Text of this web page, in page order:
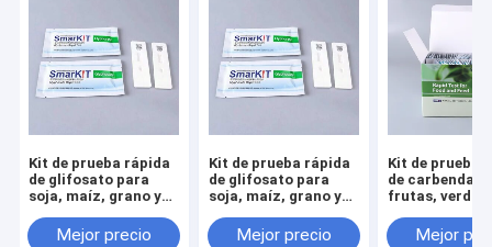
Kit de prueba rápida
de glifosato para
soja, maíz, grano y
residuos en el lugar
Mejor precio
Kit de prueba rápida
de glifosato para
soja, maíz, grano y
residuos en el lugar
Mejor precio
Kit de prueba
de
frutas,
de residuos de
Mejor